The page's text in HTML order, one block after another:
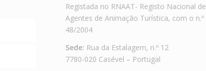
Registada no RNAAT- Registo Nacional de
Agentes de Animação Turística, com o n.º
48/2004
Sede: Rua da Estalagem, n.º 12
7780-020 Casével – Portugal